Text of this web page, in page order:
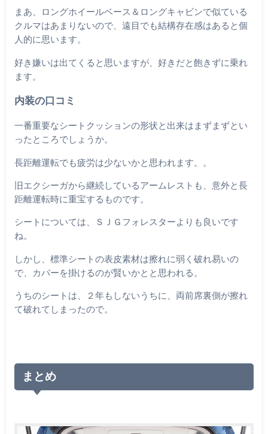
まあ、ロングホイールベース＆ロングキャビンで似ている
クルマはあまりないので、遠目でも結構存在感はあると個
人的に思います。
好き嫌いは出てくると思いますが、好きだと飽きずに乗れ
ます。
内装の口コミ
一番重要なシートクッションの形状と出来はまずまずとい
ったところでしょうか。
長距離運転でも疲労は少ないかと思われます。。
旧エクシーガから継続しているアームレストも、意外と長
距離運転時に重宝するものです。
シートについては、ＳＪＧフォレスターよりも良いです
ね。
しかし、標準シートの表皮素材は擦れに弱く破れ易いの
で、カバーを掛けるのが賢いかとと思われる。
うちのシートは、２年もしないうちに、両前席裏側が擦れ
て破れてしまったので。
まとめ